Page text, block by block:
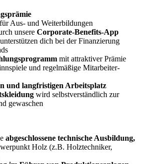
für Aus- und Weiterbildungen
unsere Corporate-Benefits-App
dich bei der Finanzierung
mit attraktiver Prämie
und regelmäßige Mitarbeiter-
und langfristigen Arbeitsplatz
wird selbstverständlich zur
gewaschen
abgeschlossene technische Ausbildung,
Holz (z.B. Holztechniker,